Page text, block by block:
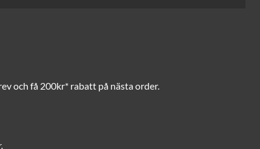
och få 200kr* rabatt på nästa order.